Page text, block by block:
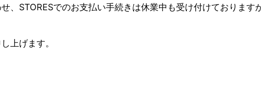
、STORESでのお支払い手続きは休業中も受け付けております
上げます。